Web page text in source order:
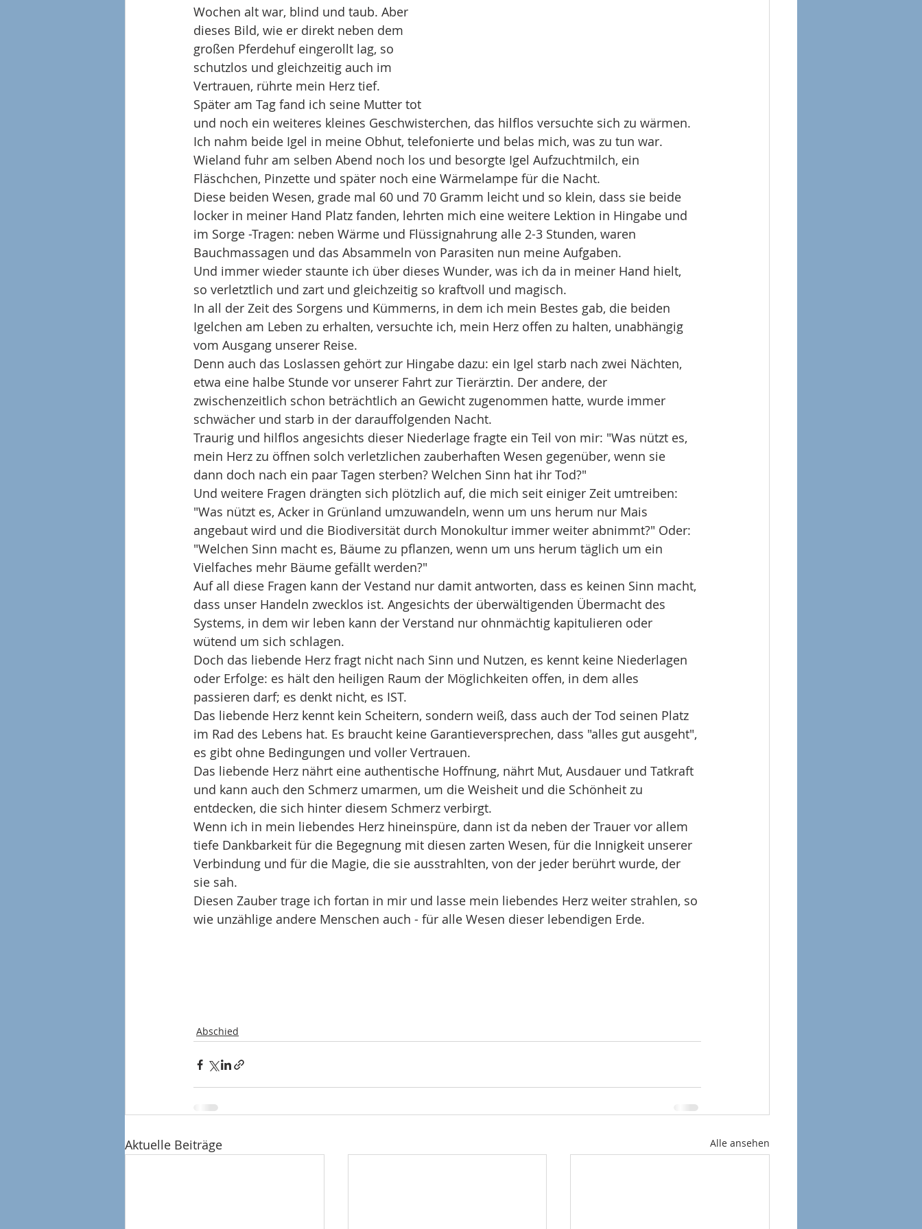
Wochen alt war, blind und taub. Aber
dieses Bild, wie er direkt neben dem
großen Pferdehuf eingerollt lag, so
schutzlos und gleichzeitig auch im
Vertrauen, rührte mein Herz tief.
Später am Tag fand ich seine Mutter tot
und noch ein weiteres kleines Geschwisterchen, das hilflos versuchte sich zu wärmen.
Ich nahm beide Igel in meine Obhut, telefonierte und belas mich, was zu tun war.
Wieland fuhr am selben Abend noch los und besorgte Igel Aufzuchtmilch, ein
Fläschchen, Pinzette und später noch eine Wärmelampe für die Nacht.
Diese beiden Wesen, grade mal 60 und 70 Gramm leicht und so klein, dass sie beide
locker in meiner Hand Platz fanden, lehrten mich eine weitere Lektion in Hingabe und
im Sorge -Tragen: neben Wärme und Flüssignahrung alle 2-3 Stunden, waren
Bauchmassagen und das Absammeln von Parasiten nun meine Aufgaben.
Und immer wieder staunte ich über dieses Wunder, was ich da in meiner Hand hielt,
so verletztlich und zart und gleichzeitig so kraftvoll und magisch.
In all der Zeit des Sorgens und Kümmerns, in dem ich mein Bestes gab, die beiden
Igelchen am Leben zu erhalten, versuchte ich, mein Herz offen zu halten, unabhängig
vom Ausgang unserer Reise.
Denn auch das Loslassen gehört zur Hingabe dazu: ein Igel starb nach zwei Nächten,
etwa eine halbe Stunde vor unserer Fahrt zur Tierärztin. Der andere, der
zwischenzeitlich schon beträchtlich an Gewicht zugenommen hatte, wurde immer
schwächer und starb in der darauffolgenden Nacht.
Traurig und hilflos angesichts dieser Niederlage fragte ein Teil von mir: "Was nützt es,
mein Herz zu öffnen solch verletzlichen zauberhaften Wesen gegenüber, wenn sie
dann doch nach ein paar Tagen sterben? Welchen Sinn hat ihr Tod?"
Und weitere Fragen drängten sich plötzlich auf, die mich seit einiger Zeit umtreiben:
"Was nützt es, Acker in Grünland umzuwandeln, wenn um uns herum nur Mais
angebaut wird und die Biodiversität durch Monokultur immer weiter abnimmt?" Oder:
"Welchen Sinn macht es, Bäume zu pflanzen, wenn um uns herum täglich um ein
Vielfaches mehr Bäume gefällt werden?"
Auf all diese Fragen kann der Vestand nur damit antworten, dass es keinen Sinn macht,
dass unser Handeln zwecklos ist. Angesichts der überwältigenden Übermacht des
Systems, in dem wir leben kann der Verstand nur ohnmächtig kapitulieren oder
wütend um sich schlagen.
Doch das liebende Herz fragt nicht nach Sinn und Nutzen, es kennt keine Niederlagen
oder Erfolge: es hält den heiligen Raum der Möglichkeiten offen, in dem alles
passieren darf; es denkt nicht, es IST.
Das liebende Herz kennt kein Scheitern, sondern weiß, dass auch der Tod seinen Platz
im Rad des Lebens hat. Es braucht keine Garantieversprechen, dass "alles gut ausgeht",
es gibt ohne Bedingungen und voller Vertrauen.
Das liebende Herz nährt eine authentische Hoffnung, nährt Mut, Ausdauer und Tatkraft
und kann auch den Schmerz umarmen, um die Weisheit und die Schönheit zu
entdecken, die sich hinter diesem Schmerz verbirgt.
Wenn ich in mein liebendes Herz hineinspüre, dann ist da neben der Trauer vor allem
tiefe Dankbarkeit für die Begegnung mit diesen zarten Wesen, für die Innigkeit unserer
Verbindung und für die Magie, die sie ausstrahlten, von der jeder berührt wurde, der
sie sah.
Diesen Zauber trage ich fortan in mir und lasse mein liebendes Herz weiter strahlen, so
wie unzählige andere Menschen auch - für alle Wesen dieser lebendigen Erde.
Abschied
Aktuelle Beiträge Alle ansehen